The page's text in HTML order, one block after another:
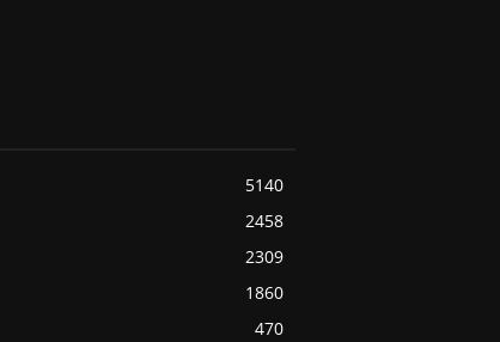
5140
2458
2309
1860
470